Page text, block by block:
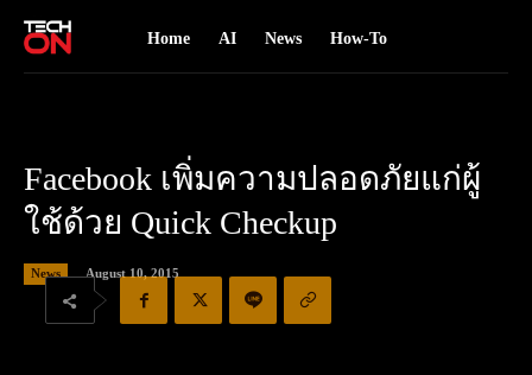
Home AI News How-To
Facebook เพิ่มความปลอดภัยแก่ผู้
ใช้ด้วย Quick Checkup
News August 10, 2015